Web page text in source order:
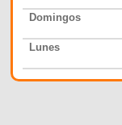
Domingos
Lunes